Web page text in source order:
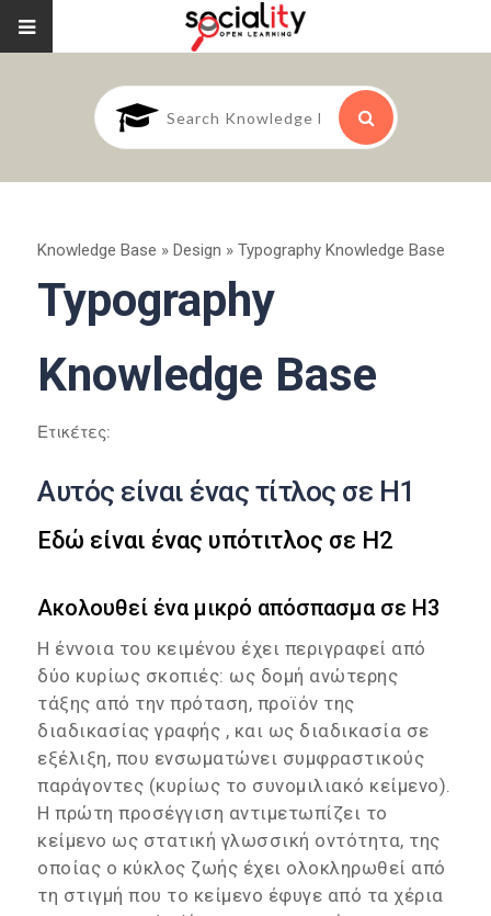
Knowledge Base » Design » Typography Knowledge Base
Typography
Knowledge Base
Ετικέτες:
Αυτός είναι ένας τίτλος σε H1
Εδώ είναι ένας υπότιτλος σε H2
Ακολουθεί ένα μικρό απόσπασμα σε H3
Η έννοια του κειμένου έχει περιγραφεί από
δύο κυρίως σκοπιές: ως δομή ανώτερης
τάξης από την πρόταση, προϊόν της
διαδικασίας γραφής , και ως διαδικασία σε
εξέλιξη, που ενσωματώνει συμφραστικούς
παράγοντες (κυρίως το συνομιλιακό κείμενο).
Η πρώτη προσέγγιση αντιμετωπίζει το
κείμενο ως στατική γλωσσική οντότητα, της
οποίας ο κύκλος ζωής έχει ολοκληρωθεί από
τη στιγμή που το κείμενο έφυγε από τα χέρια